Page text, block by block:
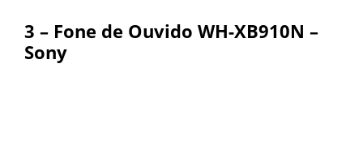
3 – Fone de Ouvido WH-XB910N –
Sony